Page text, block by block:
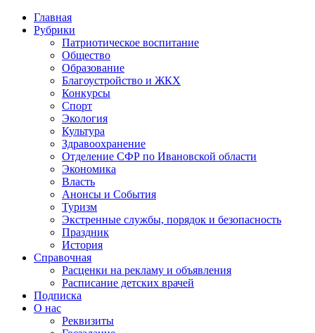
Главная
Рубрики
Патриотическое воспитание
Общество
Образование
Благоустройство и ЖКХ
Конкурсы
Спорт
Экология
Культура
Здравоохранение
Отделение СФР по Ивановской области
Экономика
Власть
Анонсы и События
Туризм
Экстренные службы, порядок и безопасность
Праздник
История
Справочная
Расценки на рекламу и объявления
Расписание детских врачей
Подписка
О нас
Реквизиты